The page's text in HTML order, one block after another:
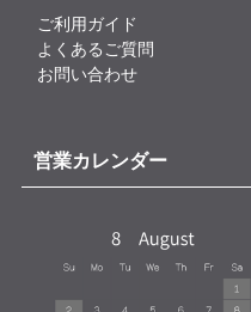
ご利用ガイド
よくあるご質問
お問い合わせ
営業カレンダー